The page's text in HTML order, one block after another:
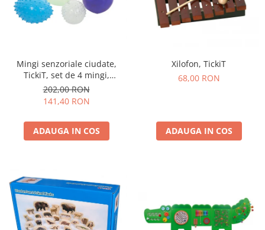
Mingi senzoriale ciudate,
TickiT, set de 4 mingi,
multicolor
202,00 RON
141,40 RON
ADAUGA IN COS
Xilofon, TickiT
68,00 RON
ADAUGA IN COS